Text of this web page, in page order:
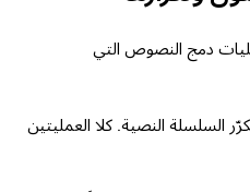
دمج النصوص التي
السلسلة النصية. كلا العمليتين